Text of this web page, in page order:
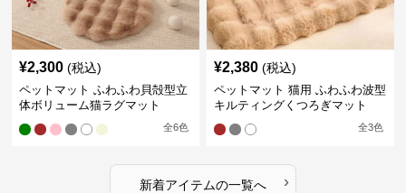
¥2,300 (税込)
ペットマット ふわふわ貝殻型立
体ボリューム猫ラグマット
全6色
¥2,380 (税込)
ペットマット 猫用 ふわふわ波型
キルティングくつろぎマット
全3色
新着アイテムの一覧へ ›